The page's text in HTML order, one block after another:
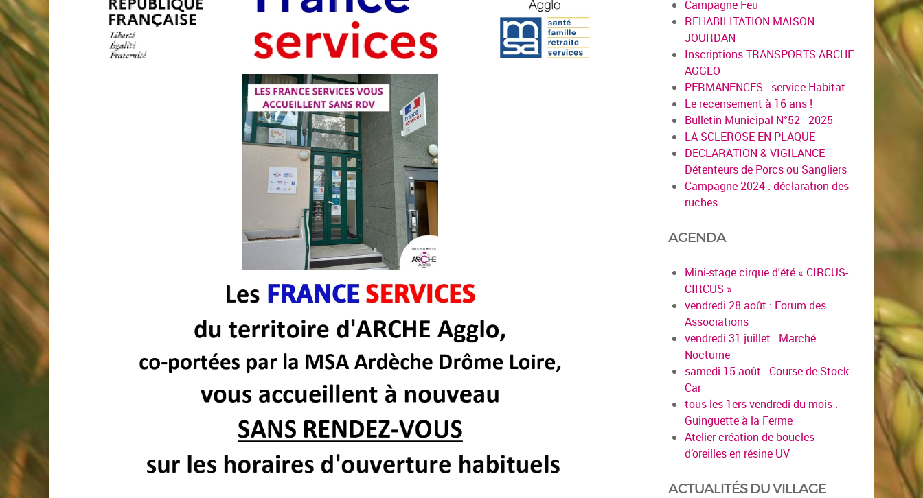
Campagne Feu
REHABILITATION MAISON
JOURDAN
Inscriptions TRANSPORTS ARCHE
AGGLO
PERMANENCES : service Habitat
Le recensement à 16 ans !
Bulletin Municipal N°52 - 2025
LA SCLEROSE EN PLAQUE
DECLARATION & VIGILANCE -
Détenteurs de Porcs ou Sangliers
Campagne 2024 : déclaration des
ruches
AGENDA
Mini-stage cirque d'été « CIRCUS-
CIRCUS »
vendredi 28 août : Forum des
Associations
vendredi 31 juillet : Marché
Nocturne
samedi 15 août : Course de Stock
Car
tous les 1ers vendredi du mois :
Guinguette à la Ferme
Atelier création de boucles
d’oreilles en résine UV
ACTUALITÉS DU VILLAGE